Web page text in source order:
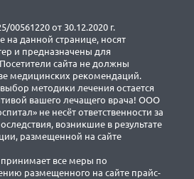
от 30.12.2020 г.
данной странице, носят
и предназначены для
сайта не должны
медицинских рекомендаций.
методики лечения остается
вашего лечащего врача! ООО
не несёт ответственности за
возникшие в результате
размещенной на сайте
все меры по
размещенного на сайте прайс-